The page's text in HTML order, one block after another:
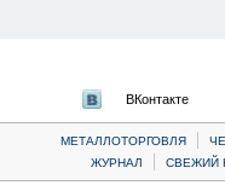
ВКонтакте
МЕТАЛЛОТОРГОВЛЯ |
ЖУРНАЛ
| СВЕЖИЙ